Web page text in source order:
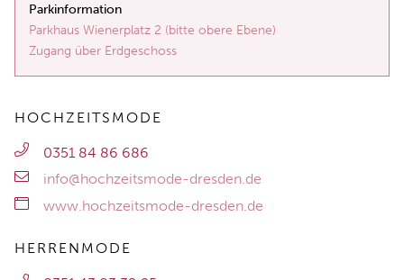
Parkinformation
Parkhaus Wienerplatz 2 (bitte obere Ebene)
Zugang über Erdgeschoss
HOCHZEITSMODE
0351 84 86 686
info@hochzeitsmode-dresden.de
www.hochzeitsmode-dresden.de
HERRENMODE